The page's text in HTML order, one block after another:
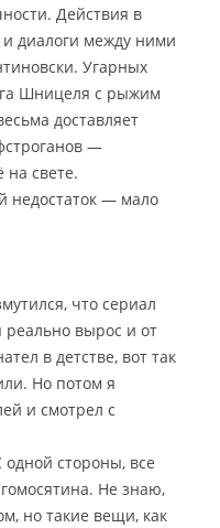
Действия в
диалоги между ними
Угарных
Шницеля с рыжим
доставляет
—
на свете.
недостаток — мало
что сериал
реально вырос и от
в детстве, вот так
Но потом я
и смотрел с
стороны, все
Не знаю,
но такие вещи, как